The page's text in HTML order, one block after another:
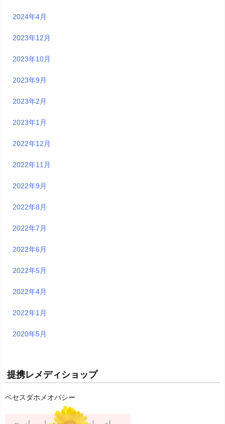
2024年4月
2023年12月
2023年10月
2023年9月
2023年2月
2023年1月
2022年12月
2022年11月
2022年9月
2022年8月
2022年7月
2022年6月
2022年5月
2022年4月
2022年1月
2020年5月
提携レメディショップ
ベセスダホメオパシー